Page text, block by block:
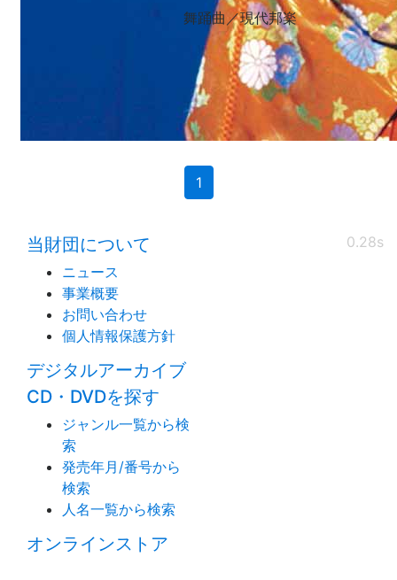
舞踊曲／現代邦楽
1(current)
0.28s
当財団について
ニュース
事業概要
お問い合わせ
個人情報保護方針
デジタルアーカイブ
CD・DVDを探す
ジャンル一覧から検
索
発売年月/番号から
検索
人名一覧から検索
オンラインストア